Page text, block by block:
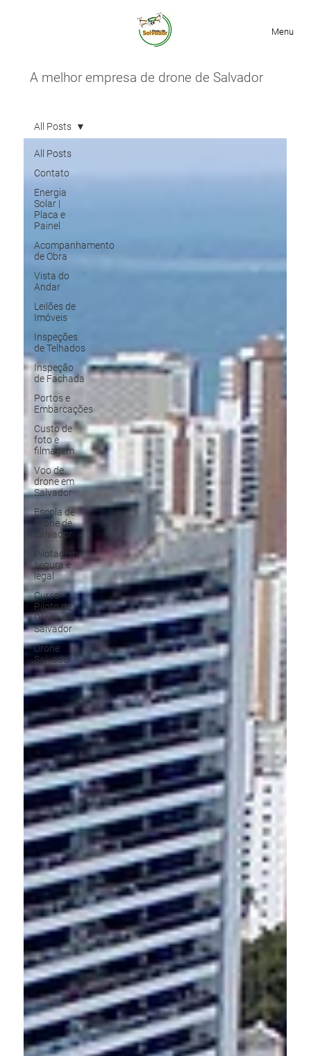
Menu
A melhor empresa de drone de Salvador
All Posts
Contato
Energia
Solar |
Placa e
Painel
Acompanhamento
de Obra
Vista do
Andar
Leilões de
Imóveis
Inspeções
de Telhados
Inspeção
de Fachada
Portos e
Embarcações
Custo de
foto e
filmagem
Voo de
drone em
Salvador
Escola de
Drone de
Salvador
Pilotagem
segura e
legal
Curso
Piloto de
Drone em
Salvador
Drone
Salvador
All Posts